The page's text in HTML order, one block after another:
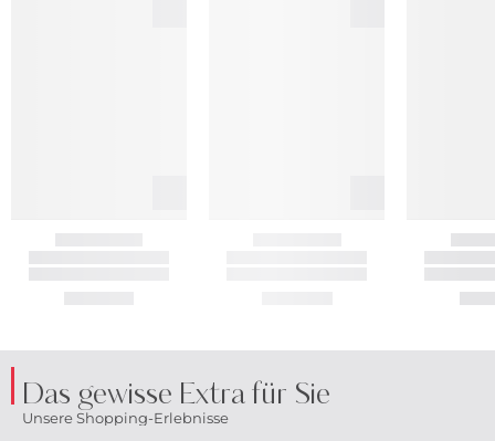
Das gewisse Extra für Sie
Unsere Shopping-Erlebnisse